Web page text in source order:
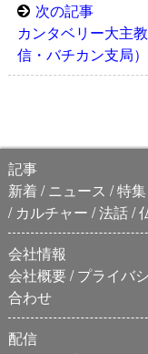
次の記事
カンタベリー大主
信・バチカン支局）
記事
新着
ニュース 特集
カルチャー 法話
会社情報
会社概要 プライバ
合わせ
配信